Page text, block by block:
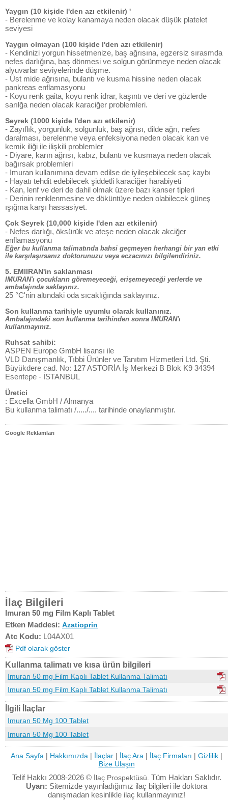
Yaygın (10 kişide l'den azı etkilenir) '
- Berelenme ve kolay kanamaya neden olacak düşük platelet
seviyesi
Yaygın olmayan (100 kişide l'den azı etkilenir)
- Kendinizi yorgun hissetmenize, baş ağrısına, egzersiz sırasmda
nefes darlığına, baş dönmesi ve solgun görünmeye neden olacak
alyuvarlar seviyelerinde düşme.
- Üst mide ağrısına, bulantı ve kusma hissine neden olacak
pankreas enflamasyonu
- Koyu renk gaita, koyu renk idrar, kaşıntı ve deri ve gözlerde
sarılğa neden olacak karaciğer problemleri.
Seyrek (1000 kişide l'den azı etkilenir)
- Zayıflık, yorgunluk, solgunluk, baş ağrısı, dilde ağrı, nefes
daralması, berelenme veya enfeksiyona neden olacak kan ve
kemik iliği ile ilişkili problemler
- Diyare, karın ağrısı, kabız, bulantı ve kusmaya neden olacak
bağırsak problemleri
- Imuran kullanımına devam edilse de iyileşebilecek saç kaybı
- Hayatı tehdit edebilecek şiddetli karaciğer harabiyeti
- Kan, lenf ve deri de dahil olmak üzere bazı kanser tipleri
- Derinin renklenmesine ve döküntüye neden olabilecek güneş
ışığma karşı hassasiyet.
Çok Seyrek (10,000 kişide l'den azı etkilenir)
- Nefes darlığı, öksürük ve ateşe neden olacak akciğer
enflamasyonu
Eğer bu kullanma talimatında bahsi geçmeyen herhangi bir yan etki
ile karşılaşırsanız doktorunuzu veya eczacınızı bilgilendiriniz.
5. EMlIRAN'in saklanması
IMURAN'ı çocukların göremeyeceği, erişemeyeceği yerlerde ve
ambalajında saklayınız.
25 °C'nin altındaki oda sıcaklığında saklayınız.
Son kullanma tarihiyle uyumlu olarak kullanınız.
Ambalajındaki son kullanma tarihinden sonra IMURAN'ı
kullanmayınız.
Ruhsat sahibi:
ASPEN Europe GmbH lisansı ile
VLD Danışmanlık, Tıbbi Ürünler ve Tanıtım Hizmetleri Ltd. Şti.
Büyükdere cad. No: 127 ASTORİA İş Merkezi B Blok K9 34394
Esentepe - İSTANBUL
Üretici
: Excella GmbH / Almanya
Bu kullanma talimatı /...../.... tarihinde onaylanmıştır.
Google Reklamları
İlaç Bilgileri
Imuran 50 mg Film Kaplı Tablet
Etken Maddesi: Azatioprin
Atc Kodu: L04AX01
Pdf olarak göster
Kullanma talimatı ve kısa ürün bilgileri
Imuran 50 mg Film Kaplı Tablet Kullanma Talimatı
Imuran 50 mg Film Kaplı Tablet Kullanma Talimatı
İlgili İlaçlar
Imuran 50 Mg 100 Tablet
Imuran 50 Mg 100 Tablet
Ana Sayfa | Hakkımızda | İlaçlar | İlaç Ara | İlaç Firmaları | Gizlilik |
Bize Ulaşın
Telif Hakkı 2008-2026 © İlaç Prospektüsü. Tüm Hakları Saklıdır.
Uyarı: Sitemizde yayınladığımız ilaç bilgileri ile doktora
danışmadan kesinlikle ilaç kullanmayınız!